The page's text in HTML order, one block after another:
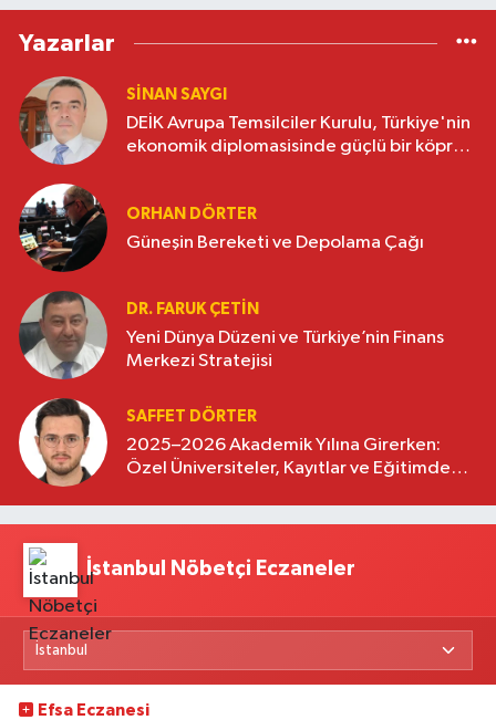
Yazarlar
SINAN SAYGI
DEİK Avrupa Temsilciler Kurulu, Türkiye'nin
ekonomik diplomasisinde güçlü bir köprü
ORHAN DÖRTER
Güneşin Bereketi ve Depolama Çağı
DR. FARUK ÇETİN
Yeni Dünya Düzeni ve Türkiye’nin Finans
Merkezi Stratejisi
SAFFET DÖRTER
2025–2026 Akademik Yılına Girerken:
Özel Üniversiteler, Kayıtlar ve Eğitimde
İstanbul Nöbetçi Eczaneler
Efsa Eczanesi